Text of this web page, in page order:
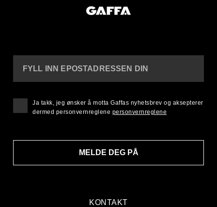
KONTAKT
FYLL INN EPOSTADRESSEN DIN
MELDE DEG PÅ
Ja takk, jeg ønsker å motta Gaffas nyhetsbrev og aksepterer
dermed personvernreglene personvernreglene